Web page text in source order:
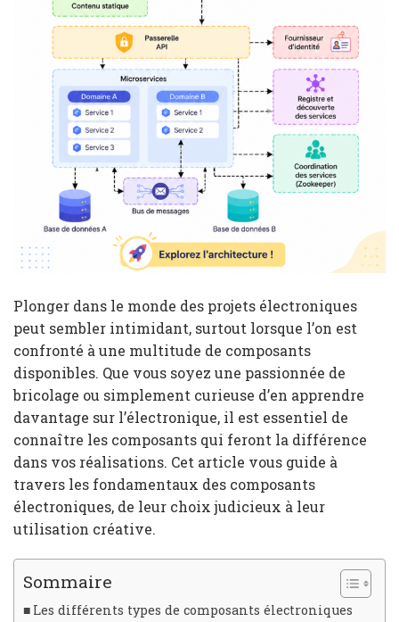
Plonger dans le monde des projets électroniques
peut sembler intimidant, surtout lorsque l’on est
confronté à une multitude de composants
disponibles. Que vous soyez une passionnée de
bricolage ou simplement curieuse d’en apprendre
davantage sur l’électronique, il est essentiel de
connaître les composants qui feront la différence
dans vos réalisations. Cet article vous guide à
travers les fondamentaux des composants
électroniques, de leur choix judicieux à leur
utilisation créative.
Sommaire
Les différents types de composants électroniques